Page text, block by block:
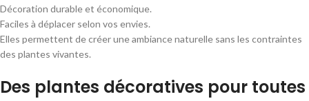
Décoration durable et économique.
Faciles à déplacer selon vos envies.
Elles permettent de créer une ambiance naturelle sans les contraintes
des plantes vivantes.
Des plantes décoratives pour toutes